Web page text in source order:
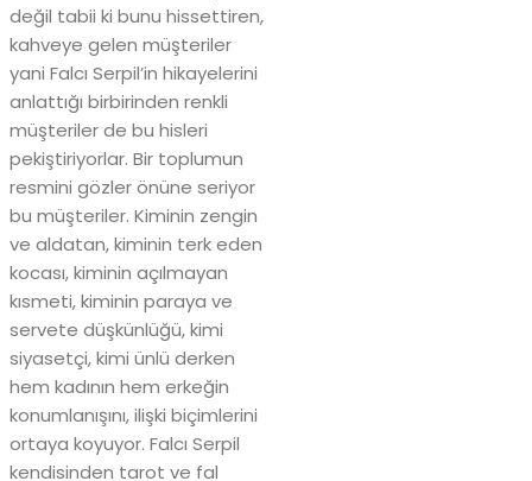
değil tabii ki bunu hissettiren,
kahveye gelen müşteriler
yani Falcı Serpil’in hikayelerini
anlattığı birbirinden renkli
müşteriler de bu hisleri
pekiştiriyorlar. Bir toplumun
resmini gözler önüne seriyor
bu müşteriler. Kiminin zengin
ve aldatan, kiminin terk eden
kocası, kiminin açılmayan
kısmeti, kiminin paraya ve
servete düşkünlüğü, kimi
siyasetçi, kimi ünlü derken
hem kadının hem erkeğin
konumlanışını, ilişki biçimlerini
ortaya koyuyor. Falcı Serpil
kendisinden tarot ve fal